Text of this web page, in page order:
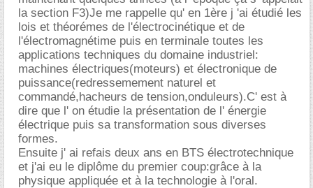
la section F3)Je me rappelle qu' en 1ère j 'ai étudié les
lois et théorémes de l'électrocinétique et de
l'électromagnétime puis en terminale toutes les
applications techniques du domaine industriel:
machines électriques(moteurs) et électronique de
puissance(redressemement naturel et
commandé,hacheurs de tension,onduleurs).C' est à
dire que l' on étudie la présentation de l' énergie
électrique puis sa transformation sous diverses
formes.
Ensuite j' ai refais deux ans en BTS électrotechnique
et j'ai eu le diplôme du premier coup:grâce à la
physique appliquée et à la technologie à l'oral.